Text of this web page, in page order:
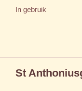
In gebruik
St